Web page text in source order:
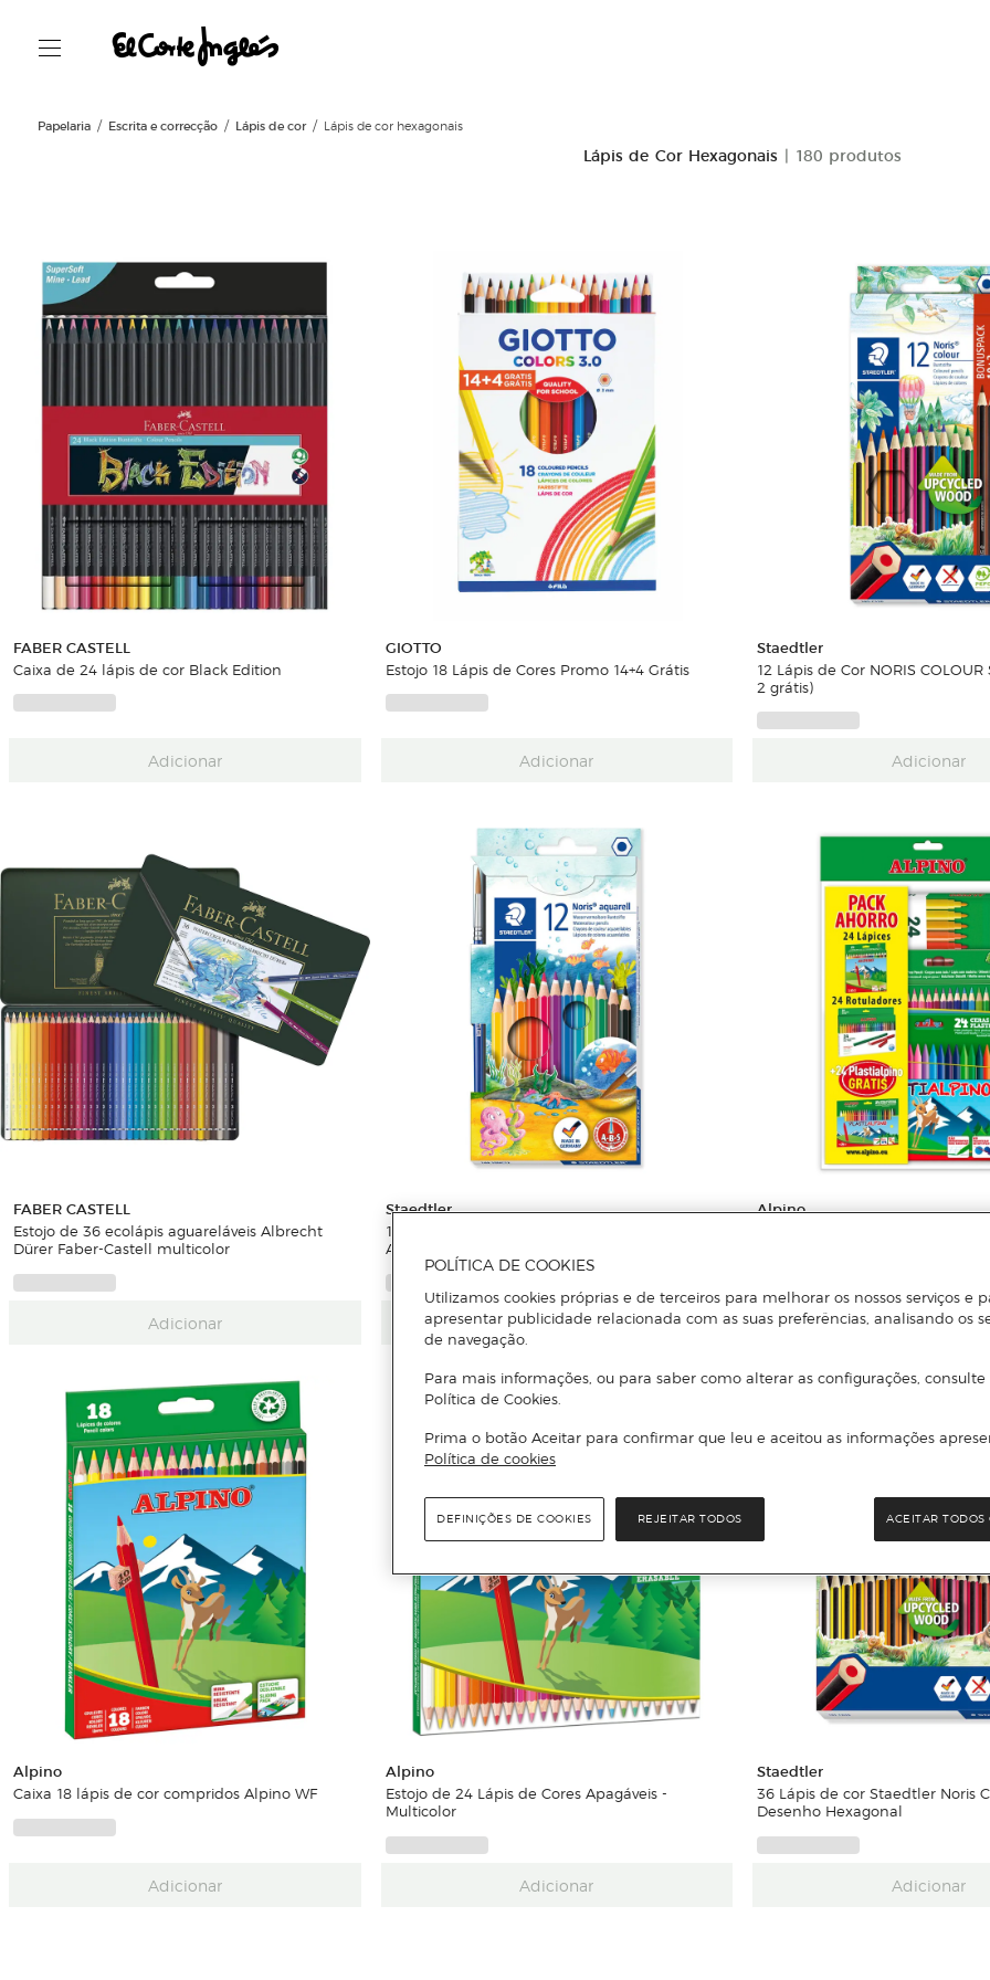
Papelaria Escrita e correcção Lápis de cor Lápis de cor hexagonais
Lápis de Cor Hexagonais | 180 produtos
FABER CASTELL
Caixa de 24 lápis de cor Black Edition
Adicionar
GIOTTO
Estojo 18 Lápis de Cores Promo 14+4 Grátis
Adicionar
Staedtler
12 Lápis de Cor NORIS
2 grátis)
Adicionar
FABER CASTELL
Estojo de 36 ecolápis aguareláveis Albrecht
Dürer Faber-Castell multicolor
Adicionar
Staedtler
12 Lápis de Cor Staedtler Noris Club 144 10
Aguareláveis
Adicionar
Alpino
Adicionar
Alpino
Caixa 18 lápis de cor compridos Alpino WF
Adicionar
Alpino
Estojo de 24 Lápis de Cores Apagáveis -
Multicolor
Adicionar
Staedtler
36 Lápis de cor Staedtler Noris
Desenho Hexagonal
Adicionar
POLÍTICA DE COOKIES
Utilizamos cookies próprias e de terceiros para melhorar os nossos serviços e
apresentar publicidade relacionada com as suas preferências, analisando os
de navegação.
Para mais informações, ou para saber como alterar as configurações, consulte
Política de Cookies.
Prima o botão Aceitar para confirmar que leu e aceitou as informações
Política de cookies
REJEITAR TODOS ACEITAR TODOS
DEFINIÇÕES DE COOKIES